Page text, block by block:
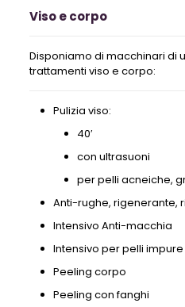
Viso e corpo
Disponiamo di macchinari di
trattamenti viso e corpo:
Pulizia viso:
40′
con ultrasuoni
per pelli acneiche,
Anti-rughe, rigenerante,
Intensivo Anti-macchia
Intensivo per pelli impure
Peeling corpo
Peeling con fanghi